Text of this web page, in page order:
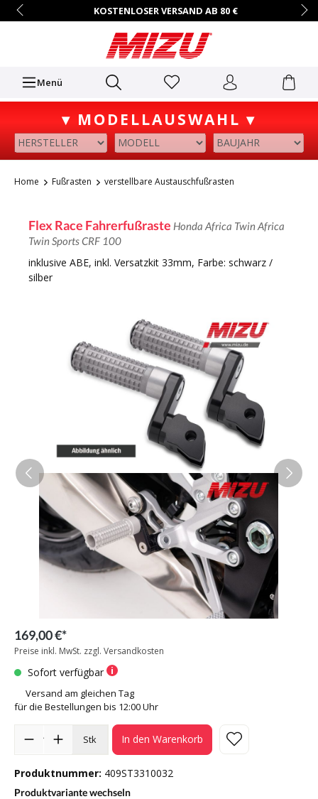
KOSTENLOSER VERSAND AB 80 €
14 TAGE RÜCKGABERECHT
HÄNDLER-ZUGANG AUF ANFRAGE
+49 (0)7731/9067-0
Mo.–Fr. • 9:00 – 16:00 Uhr
Menü
▾ MODELLAUSWAHL ▾
Home Fußrasten verstellbare Austauschfußrasten
Flex Race Fahrerfußraste Honda Africa Twin Africa
Twin Sports CRF 100
inklusive ABE, inkl. Versatzkit 33mm, Farbe: schwarz /
silber
169,00 €*
Preise inkl. MwSt. zzgl. Versandkosten
Sofort verfügbar
Versand am gleichen Tag
für die Bestellungen bis 12:00 Uhr
Stk In den Warenkorb
Produktnummer: 409ST3310032
Produktvariante wechseln